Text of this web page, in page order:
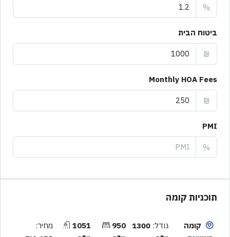
%
ביטוח הבית
₪
Monthly HOA Fees
₪
PMI
%
תוכניות קומה
קומה
גודל: 1300
950
1051
מחיר: